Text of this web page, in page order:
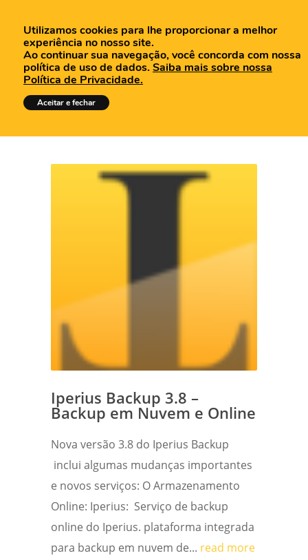
Posts Tagged: nuvens
Iperius Backup 3.8 –
Backup em Nuvem e Online
Nova versão 3.8 do Iperius Backup
inclui algumas mudanças importantes
e novos serviços: O Armazenamento
Online: Iperius: Serviço de backup
online do Iperius. plataforma integrada
para backup em nuvem de... read more
Utilizamos cookies para lhe proporcionar a melhor
experiência no nosso site.
Ao continuar sua navegação, você concorda com nossa
política de uso de dados. Saiba mais sobre nossa
Política de Privacidade.
Aceitar e fechar